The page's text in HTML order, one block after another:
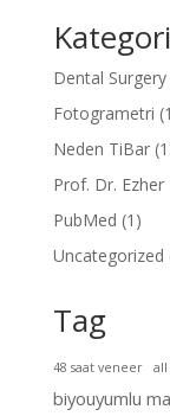
Dental Surgery
Fotogrametri
Neden TiBar
Prof. Dr. Ezher
PubMed (1)
Uncategorized
Tag
48 saat veneer
biyouyumlu